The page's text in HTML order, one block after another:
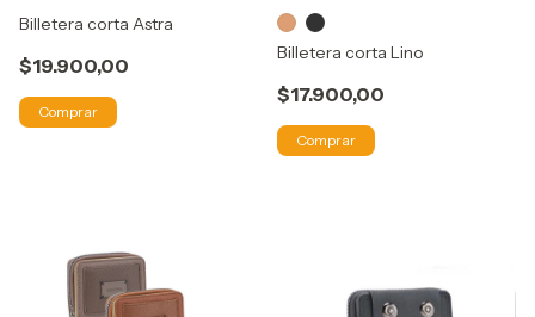
Billetera corta Astra
$19.900,00
Comprar
Billetera corta Lino
$17.900,00
Comprar